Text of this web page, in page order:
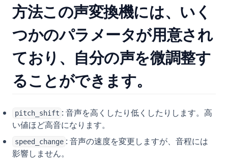
方法この声変換機には、いく
つかのパラメータが用意され
ており、自分の声を微調整す
ることができます。
pitch_shift : 音声を高くしたり低くしたりします。高
い値ほど高音になります。
speed_change : 音声の速度を変更しますが、音程には
影響しません。